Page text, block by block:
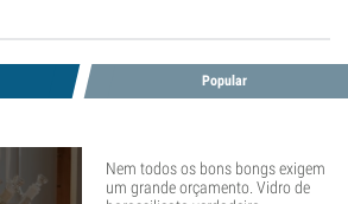
Popular
Nem todos os bons bongs exigem
um grande orçamento. Vidro de